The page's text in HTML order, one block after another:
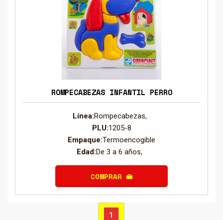
ROMPECABEZAS INFANTIL PERRO
Línea:Rompecabezas,
PLU:1205-8
Empaque:Termoencogible
Edad:De 3 a 6 años,
COMPRAR
1